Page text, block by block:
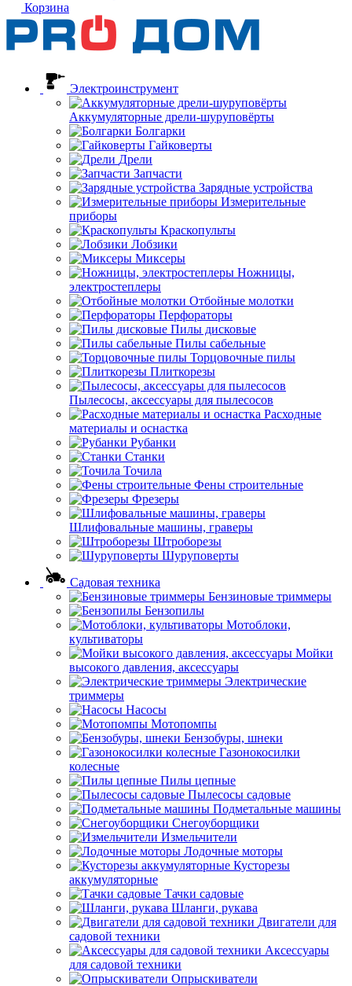
Корзина
Электроинструмент
Аккумуляторные дрели-шуруповёрты
Болгарки
Гайковерты
Дрели
Запчасти
Зарядные устройства
Измерительные
приборы
Краскопульты
Лобзики
Миксеры
Ножницы,
электростеплеры
Отбойные молотки
Перфораторы
Пилы дисковые
Пилы сабельные
Торцовочные пилы
Плиткорезы
Пылесосы, аксессуары для пылесосов
Расходные
материалы и оснастка
Рубанки
Станки
Точила
Фены строительные
Фрезеры
Шлифовальные машины, граверы
Штроборезы
Шуруповерты
Садовая техника
Бензиновые триммеры
Бензопилы
Мотоблоки,
культиваторы
Мойки
высокого давления, аксессуары
Электрические
триммеры
Насосы
Мотопомпы
Бензобуры, шнеки
Газонокосилки
колесные
Пилы цепные
Пылесосы садовые
Подметальные машины
Снегоуборщики
Измельчители
Лодочные моторы
Кусторезы
аккумуляторные
Тачки садовые
Шланги, рукава
Двигатели для
садовой техники
Аксессуары
для садовой техники
Опрыскиватели